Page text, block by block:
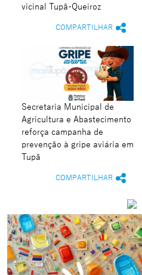
vicinal Tupã-Queiroz
COMPARTILHAR
Secretaria Municipal de
Agricultura e Abastecimento
reforça campanha de
prevenção à gripe aviária em
Tupã
COMPARTILHAR